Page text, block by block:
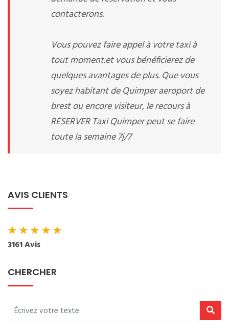
contacterons.
Vous pouvez faire appel à votre taxi à
tout moment.et vous bénéficierez de
quelques avantages de plus. Que vous
soyez habitant de Quimper aeroport de
brest ou encore visiteur, le recours à
RESERVER Taxi Quimper peut se faire
toute la semaine 7j/7
AVIS CLIENTS
★★★★★
3161 Avis
CHERCHER